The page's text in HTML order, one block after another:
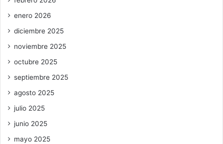
enero 2026
diciembre 2025
noviembre 2025
octubre 2025
septiembre 2025
agosto 2025
julio 2025
junio 2025
mayo 2025